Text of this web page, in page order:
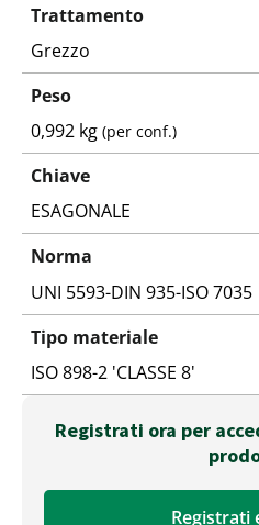
Trattamento
Grezzo
Peso
0,992 kg(per conf.)
Chiave
ESAGONALE
Norma
UNI 5593-DIN 935-ISO 7035
Tipo materiale
ISO 898-2 'CLASSE 8'
Registrati ora per
Registrati